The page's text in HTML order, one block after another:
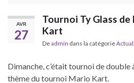
AVR
27
Tournoi Ty Glass
Kart
Deadmin dans la catégorie
Dimanche, c’était tournoi de double
thème du tournoi Mario Kart.